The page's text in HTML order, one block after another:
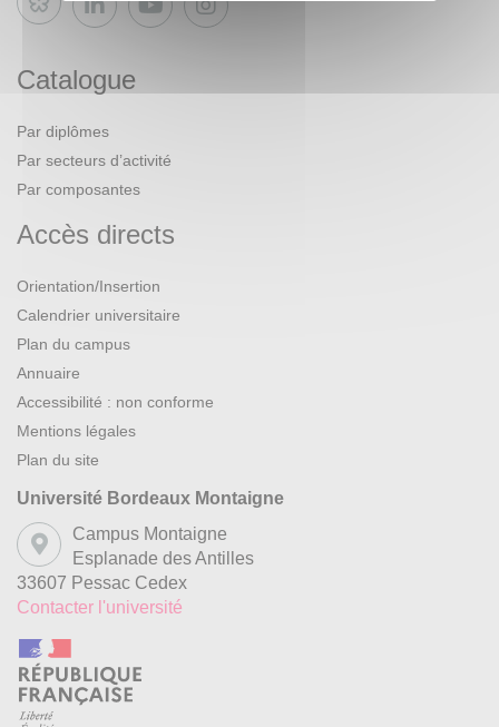
Bluesky
Catalogue
Par diplômes
Par secteurs d’activité
Par composantes
Accès directs
Orientation/Insertion
Calendrier universitaire
Plan du campus
Annuaire
Accessibilité : non conforme
Mentions légales
Plan du site
Université Bordeaux Montaigne
Campus Montaigne
Esplanade des Antilles
33607 Pessac Cedex
Contacter l'université